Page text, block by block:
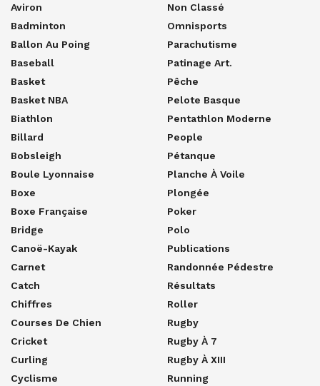
Aviron
Badminton
Ballon Au Poing
Baseball
Basket
Basket NBA
Biathlon
Billard
Bobsleigh
Boule Lyonnaise
Boxe
Boxe Française
Bridge
Canoë-Kayak
Carnet
Catch
Chiffres
Courses De Chien
Cricket
Curling
Cyclisme
Non Classé
Omnisports
Parachutisme
Patinage Art.
Pêche
Pelote Basque
Pentathlon Moderne
People
Pétanque
Planche À Voile
Plongée
Poker
Polo
Publications
Randonnée Pédestre
Résultats
Roller
Rugby
Rugby À 7
Rugby À XIII
Running